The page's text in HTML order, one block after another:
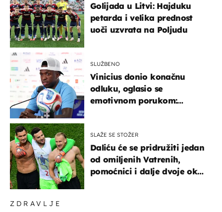
ZDRAVLJE
Golijada u Litvi: Hajduku
petarda i velika prednost
uoči uzvrata na Poljudu
SLUŽBENO
Vinicius donio konačnu
odluku, oglasio se
emotivnom porukom:
SLAŽE SE STOŽER
Daliću će se pridružiti jedan
od omiljenih Vatrenih,
pomoćnici i dalje dvoje oko